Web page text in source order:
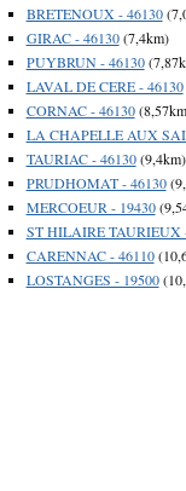
BRETENOUX - 46130
GIRAC - 46130(7,4km)
PUYBRUN - 46130
LAVAL DE CERE - 46130
CORNAC - 46130
LA CHAPELLE AUX
TAURIAC - 46130(9,4km)
PRUDHOMAT - 46130
MERCOEUR - 19430
ST HILAIRE TAURIEUX
CARENNAC - 46110
LOSTANGES - 19500